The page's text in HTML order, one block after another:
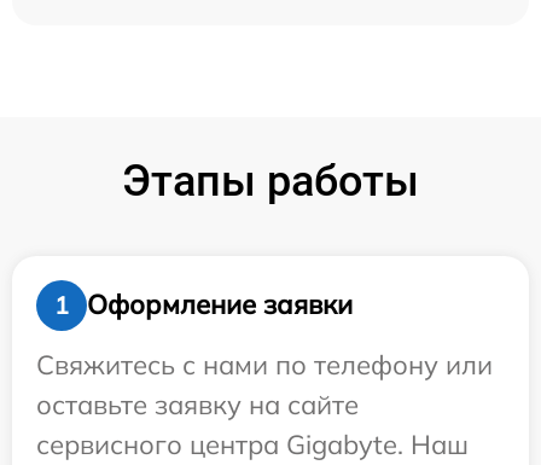
Этапы работы
1
Оформление заявки
Свяжитесь с нами по телефону или
оставьте заявку на сайте
сервисного центра Gigabyte. Наш